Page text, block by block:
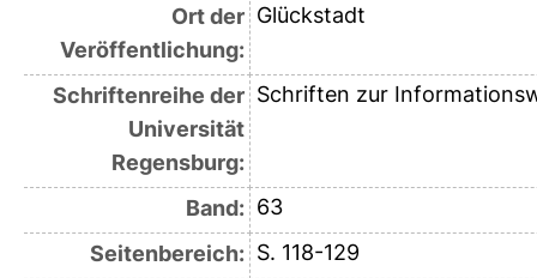
Ort der
Veröffentlichung:
Glückstadt
Schriftenreihe der
Universität
Regensburg:
Schriften zur
Band: 63
Seitenbereich: S. 118-129